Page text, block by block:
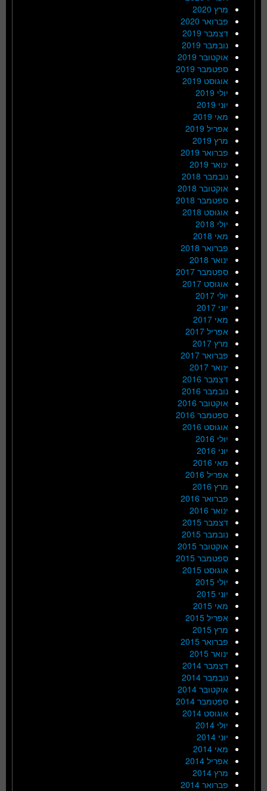
מרץ 2020
פברואר 2020
דצמבר 2019
נובמבר 2019
אוקטובר 2019
ספטמבר 2019
אוגוסט 2019
יולי 2019
יוני 2019
מאי 2019
אפריל 2019
מרץ 2019
פברואר 2019
ינואר 2019
נובמבר 2018
אוקטובר 2018
ספטמבר 2018
אוגוסט 2018
יולי 2018
מאי 2018
פברואר 2018
ינואר 2018
ספטמבר 2017
אוגוסט 2017
יולי 2017
יוני 2017
מאי 2017
אפריל 2017
מרץ 2017
פברואר 2017
ינואר 2017
דצמבר 2016
נובמבר 2016
אוקטובר 2016
ספטמבר 2016
אוגוסט 2016
יולי 2016
יוני 2016
מאי 2016
אפריל 2016
מרץ 2016
פברואר 2016
ינואר 2016
דצמבר 2015
נובמבר 2015
אוקטובר 2015
ספטמבר 2015
אוגוסט 2015
יולי 2015
יוני 2015
מאי 2015
אפריל 2015
מרץ 2015
פברואר 2015
ינואר 2015
דצמבר 2014
נובמבר 2014
אוקטובר 2014
ספטמבר 2014
אוגוסט 2014
יולי 2014
יוני 2014
מאי 2014
אפריל 2014
מרץ 2014
פברואר 2014